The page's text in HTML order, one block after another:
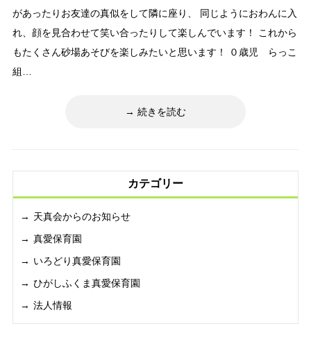
があったりお友達の真似をして隣に座り、 同じようにおわんに入
れ、顔を見合わせて笑い合ったりして楽しんでいます！ これから
もたくさん砂場あそびを楽しみたいと思います！ ０歳児 らっこ
組…
続きを読む
カテゴリー
天真会からのお知らせ
真愛保育園
いろどり真愛保育園
ひがしふくま真愛保育園
法人情報